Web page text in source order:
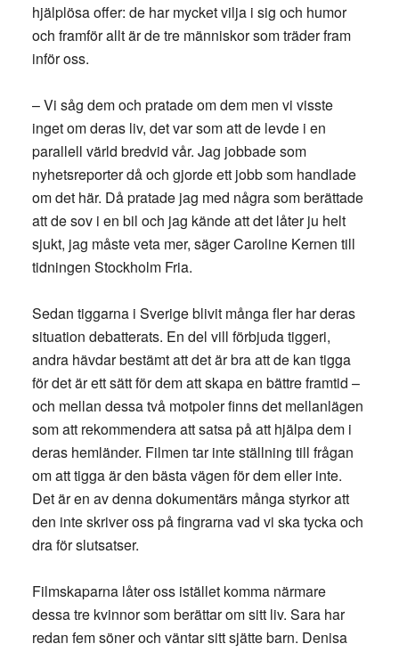
hjälplösa offer: de har mycket vilja i sig och humor
och framför allt är de tre människor som träder fram
inför oss.
– Vi såg dem och pratade om dem men vi visste
inget om deras liv, det var som att de levde i en
parallell värld bredvid vår. Jag jobbade som
nyhetsreporter då och gjorde ett jobb som handlade
om det här. Då pratade jag med några som berättade
att de sov i en bil och jag kände att det låter ju helt
sjukt, jag måste veta mer, säger Caroline Kernen till
tidningen Stockholm Fria.
Sedan tiggarna i Sverige blivit många fler har deras
situation debatterats. En del vill förbjuda tiggeri,
andra hävdar bestämt att det är bra att de kan tigga
för det är ett sätt för dem att skapa en bättre framtid –
och mellan dessa två motpoler finns det mellanlägen
som att rekommendera att satsa på att hjälpa dem i
deras hemländer. Filmen tar inte ställning till frågan
om att tigga är den bästa vägen för dem eller inte.
Det är en av denna dokumentärs många styrkor att
den inte skriver oss på fingrarna vad vi ska tycka och
dra för slutsatser.
Filmskaparna låter oss istället komma närmare
dessa tre kvinnor som berättar om sitt liv. Sara har
redan fem söner och väntar sitt sjätte barn. Denisa